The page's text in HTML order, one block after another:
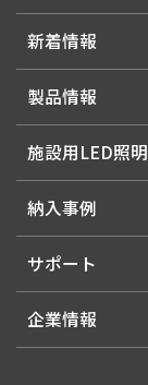
新着情報
製品情報
施設用LED照明
納入事例
サポート
企業情報